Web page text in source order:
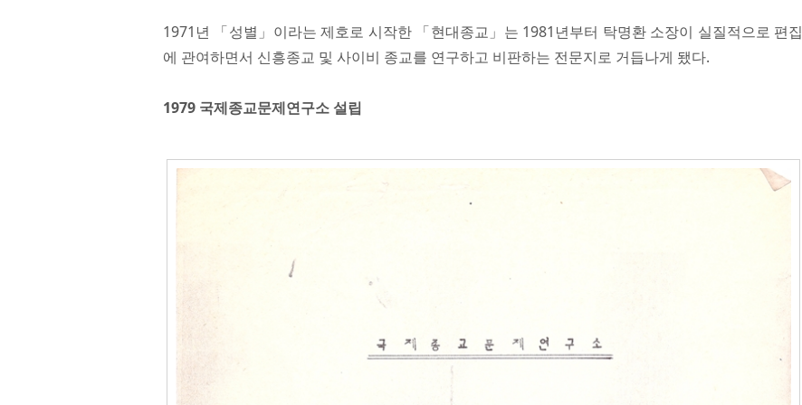
1971년 「성별」이라는 제호로 시작한 「현대종교」는 1981년부터 탁명환 소장이 실질적으로 편집
에 관여하면서 신흥종교 및 사이비 종교를 연구하고 비판하는 전문지로 거듭나게 됐다.
1979 국제종교문제연구소 설립